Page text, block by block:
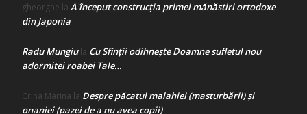
gheorghe la A început construcţia primei mănăstiri ortodoxe
din Japonia
Radu Mungiula Cu Sfinții odihnește Doamne sufletul nou
adormitei roabei Tale…
Crina Marina la Despre păcatul malahiei (masturbării) şi
onaniei (pazei de a nu avea copii)